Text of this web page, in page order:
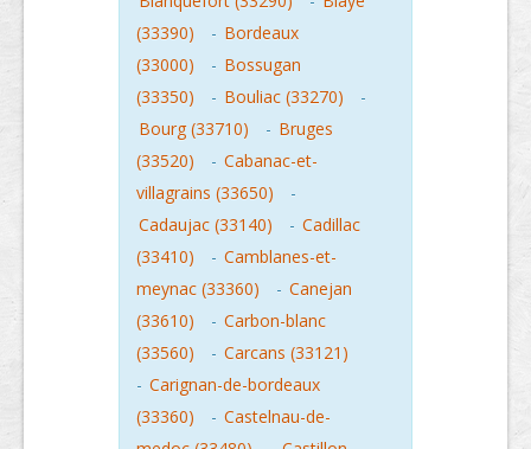
(33390)
- Bordeaux
(33000)
- Bossugan
(33350)
- Bouliac (33270)
-
Bourg (33710)
- Bruges
(33520)
- Cabanac-et-
villagrains (33650)
-
Cadaujac (33140)
- Cadillac
(33410)
- Camblanes-et-
meynac (33360)
- Canejan
(33610)
- Carbon-blanc
(33560)
- Carcans (33121)
- Carignan-de-bordeaux
(33360)
- Castelnau-de-